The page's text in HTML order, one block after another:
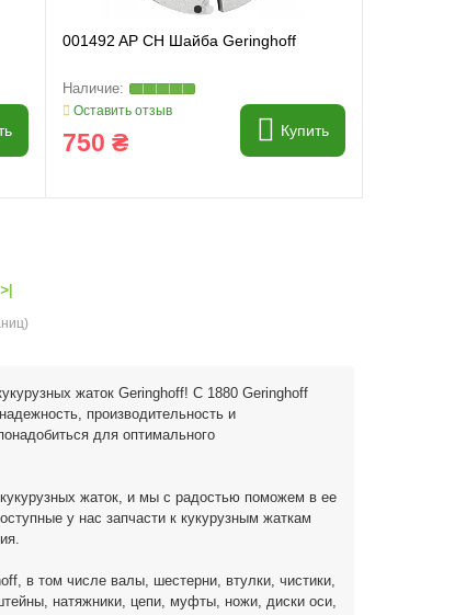
001492 AP CH Шайба Geringhoff
Оставить отзыв
750 ₴ Купить
>|
жаток Geringhoff! С 1880 Geringhoff
производительность и
для оптимального
жаток, и мы с радостью поможем в ее
у нас запчасти к кукурузным жаткам
в том числе валы, шестерни, втулки, чистики,
натяжники, цепи, муфты, ножи, диски оси,